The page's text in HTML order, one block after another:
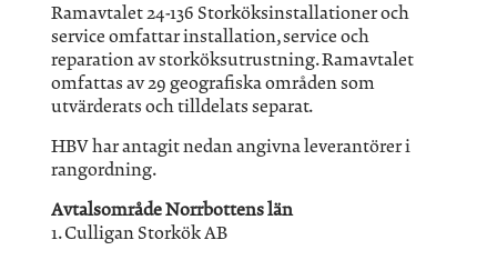
Ramavtalet 24-136 Storköksinstallationer och
service omfattar installation, service och
reparation av storköksutrustning. Ramavtalet
omfattas av 29 geografiska områden som
utvärderats och tilldelats separat.
HBV har antagit nedan angivna leverantörer i
rangordning.
Avtalsområde Norrbottens län
1. Culligan Storkök AB